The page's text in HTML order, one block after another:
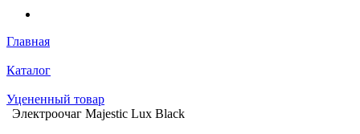
Главная
Каталог
Уцененный товар
Электроочаг Majestic Lux Black